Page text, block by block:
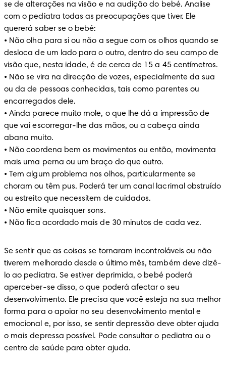
se de alterações na visão e na audição do bebé. Analise
com o pediatra todas as preocupações que tiver. Ele
quererá saber se o bebé:
• Não olha para si ou não a segue com os olhos quando se
desloca de um lado para o outro, dentro do seu campo de
visão que, nesta idade, é de cerca de 15 a 45 centímetros.
• Não se vira na direcção de vozes, especialmente da sua
ou da de pessoas conhecidas, tais como parentes ou
encarregados dele.
• Ainda parece muito mole, o que lhe dá a impressão de
que vai escorregar-lhe das mãos, ou a cabeça ainda
abana muito.
• Não coordena bem os movimentos ou então, movimenta
mais uma perna ou um braço do que outro.
• Tem algum problema nos olhos, particularmente se
choram ou têm pus. Poderá ter um canal lacrimal obstruído
ou estreito que necessitem de cuidados.
• Não emite quaisquer sons.
• Não fica acordado mais de 30 minutos de cada vez.
Se sentir que as coisas se tornaram incontroláveis ou não
tiverem melhorado desde o último mês, também deve dizê-
lo ao pediatra. Se estiver deprimida, o bebé poderá
aperceber-se disso, o que poderá afectar o seu
desenvolvimento. Ele precisa que você esteja na sua melhor
forma para o apoiar no seu desenvolvimento mental e
emocional e, por isso, se sentir depressão deve obter ajuda
o mais depressa possível. Pode consultar o pediatra ou o
centro de saúde para obter ajuda.